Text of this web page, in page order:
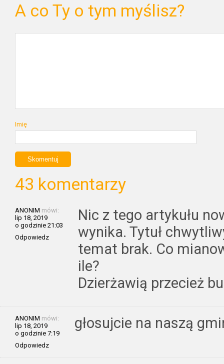
A co Ty o tym myślisz?
Imię
43 komentarzy
ANONIM mówi:
lip 18, 2019
o godzinie 21:03
Odpowiedz
Nic z tego artykułu
wynika. Tytuł
temat brak. Co
ile?
Dzierżawią przecież
ANONIM mówi:
lip 18, 2019
o godzinie 7:19
Odpowiedz
głosujcie na naszą